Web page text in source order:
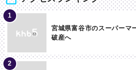
宮城県富谷市のスーパーマ
破産へ